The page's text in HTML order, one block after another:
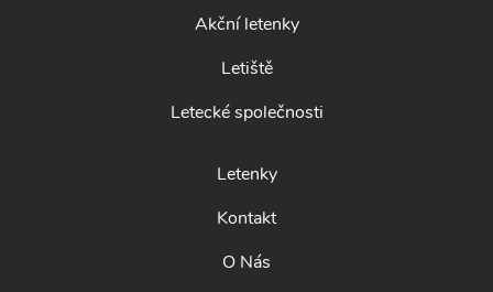
Akční letenky
Letiště
Letecké společnosti
Letenky
Kontakt
O Nás